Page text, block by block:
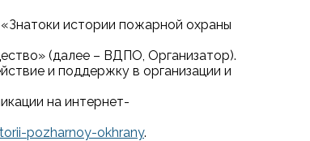
истории пожарной охраны
(далее – ВДПО, Организатор).
и поддержку в организации и
на интернет-
pozharnoy-okhrany.